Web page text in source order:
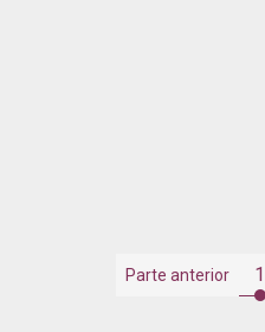
Parte anterior 1